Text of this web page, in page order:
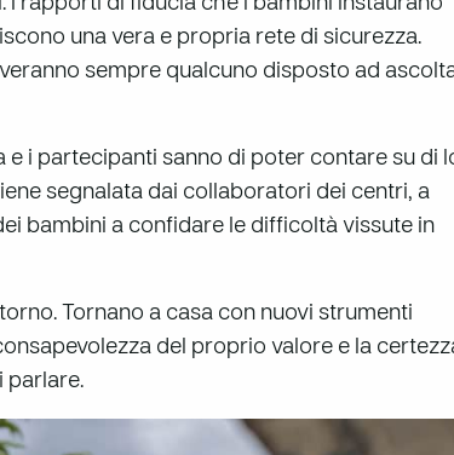
I rapporti di fiducia che i bambini instaurano
una vera e propria rete di sicurezza.
sempre qualcuno disposto ad
e i partecipanti sanno di poter contare su di
segnalata dai collaboratori dei centri, a
bambini a confidare le difficoltà vissute in
Tornano a casa con nuovi strumenti
del proprio valore e la
parlare.